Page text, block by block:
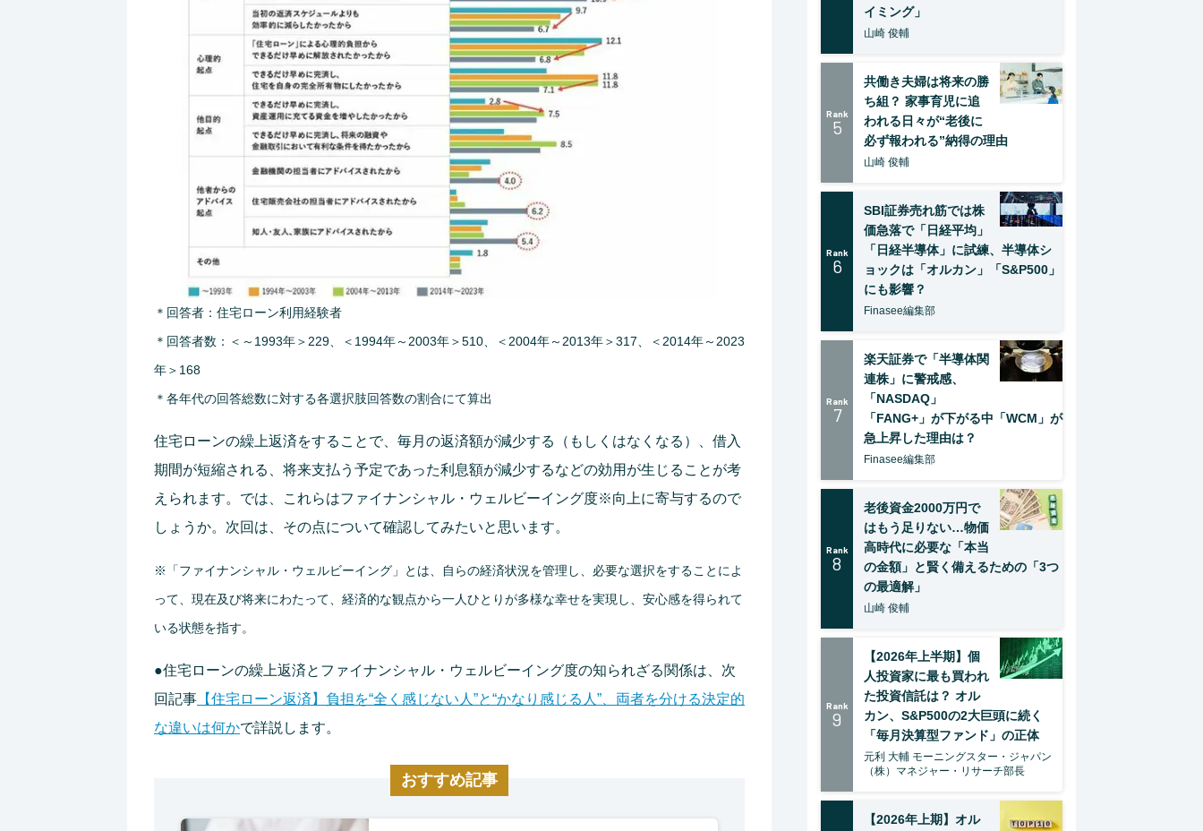
＊回答者：住宅ローン利用経験者
＊回答者数：＜～1993年＞229、＜1994年～2003年＞510、＜2004年～2013年＞317、＜2014年～2023
年＞168
＊各年代の回答総数に対する各選択肢回答数の割合にて算出
住宅ローンの繰上返済をすることで、毎月の返済額が減少する（もしくはなくなる）、借入
期間が短縮される、将来支払う予定であった利息額が減少するなどの効用が生じることが考
えられます。では、これらはファイナンシャル・ウェルビーイング度※向上に寄与するので
しょうか。次回は、その点について確認してみたいと思います。
※「ファイナンシャル・ウェルビーイング」とは、自らの経済状況を管理し、必要な選択をすることによ
って、現在及び将来にわたって、経済的な観点から一人ひとりが多様な幸せを実現し、安心感を得られて
いる状態を指す。
●住宅ローンの繰上返済とファイナンシャル・ウェルビーイング度の知られざる関係は、次
回記事 【住宅ローン返済】負担を“全く感じない人”と“かなり感じる人”、両者を分ける決定的
な違いは何かで詳説します。
おすすめ記事
イミング」
山崎 俊輔
Rank
5
共働き夫婦は将来の勝
ち組？ 家事育児に追
われる日々が“老後に
必ず報われる”納得の理由
山崎 俊輔
Rank
6
SBI証券売れ筋では株
価急落で「日経平均」
「日経半導体」に試練、半導体シ
ョックは「オルカン」「S&P500」
にも影響？
Finasee編集部
Rank
7
楽天証券で「半導体関
連株」に警戒感、
「NASDAQ」
「FANG+」が下がる中「WCM」が
急上昇した理由は？
Finasee編集部
Rank
8
老後資金2000万円で
はもう足りない…物価
高時代に必要な「本当
の金額」と賢く備えるための「3つ
の最適解」
山崎 俊輔
Rank
9
【2026年上半期】個
人投資家に最も買われ
た投資信託は？ オル
カン、S&P500の2大巨頭に続く
「毎月決算型ファンド」の正体
元利 大輔 モーニングスター・ジャパン
（株）マネジャー・リサーチ部長
【2026年上期】オル